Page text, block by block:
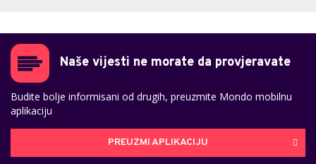
Naše vijesti ne morate da provjeravate
Budite bolje informisani od drugih, preuzmite Mondo mobilnu
aplikaciju
PREUZMI APLIKACIJU